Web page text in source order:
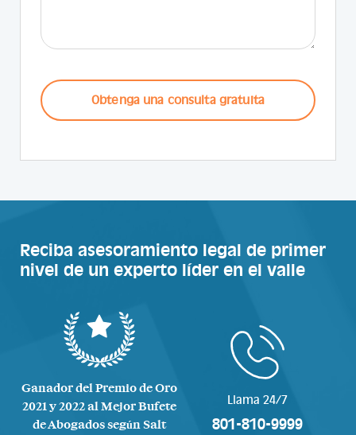
Reciba asesoramiento legal de primer
nivel de un experto líder en el valle
Ganador del Premio de Oro
2021 y 2022 al Mejor Bufete
de Abogados según Salt
Llama 24/7
801-810-9999